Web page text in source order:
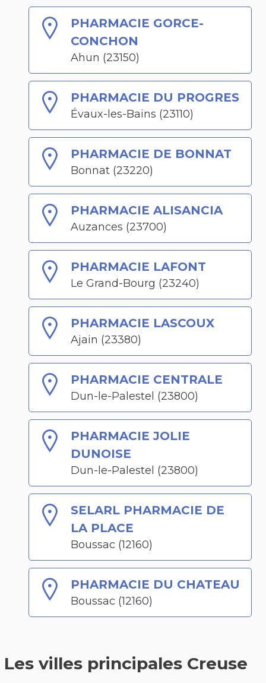
PHARMACIE GORCE-
CONCHON
Ahun (23150)
PHARMACIE DU PROGRES
Évaux-les-Bains (23110)
PHARMACIE DE BONNAT
Bonnat (23220)
PHARMACIE ALISANCIA
Auzances (23700)
PHARMACIE LAFONT
Le Grand-Bourg (23240)
PHARMACIE LASCOUX
Ajain (23380)
PHARMACIE CENTRALE
Dun-le-Palestel (23800)
PHARMACIE JOLIE
DUNOISE
Dun-le-Palestel (23800)
SELARL PHARMACIE DE
LA PLACE
Boussac (12160)
PHARMACIE DU CHATEAU
Boussac (12160)
Les villes principales Creuse